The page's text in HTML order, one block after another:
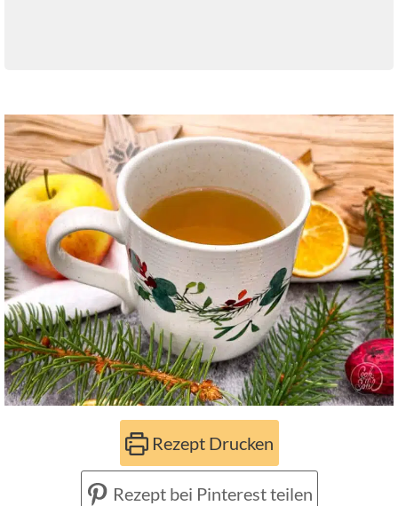
Rezept Drucken
Rezept bei Pinterest teilen